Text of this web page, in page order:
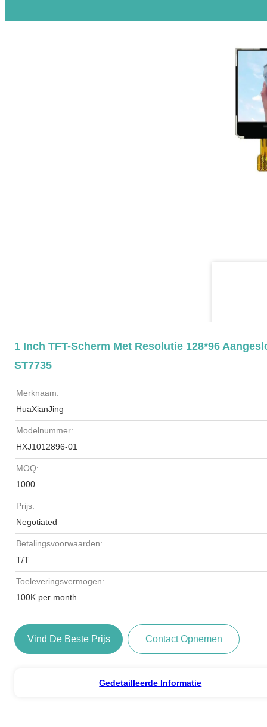
1 Inch TFT-Scherm Met Resolutie 128*96
ST7735
Merknaam:
HuaXianJing
Modelnummer:
HXJ1012896-01
MOQ:
1000
Prijs:
Negotiated
Betalingsvoorwaarden:
T/T
Toeleveringsvermogen:
100K per month
Vind De Beste Prijs Contact Opnemen
Gedetailleerde Informatie